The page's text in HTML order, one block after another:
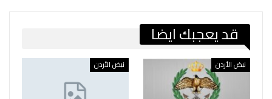
قد يعجبك ايضا
نبض الأردن نبض الأردن